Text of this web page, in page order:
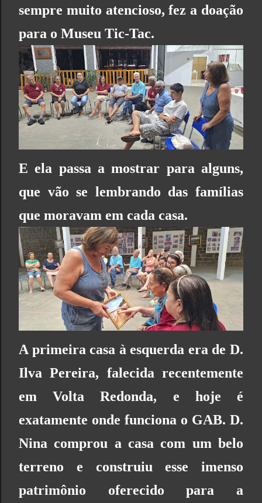
sempre muito atencioso, fez a doação
para o Museu Tic-Tac.
E ela passa a mostrar para alguns,
que vão se lembrando das famílias
que moravam em cada casa.
A primeira casa à esquerda era de D.
Ilva Pereira, falecida recentemente
em Volta Redonda, e hoje é
exatamente onde funciona o GAB. D.
Nina comprou a casa com um belo
terreno e construiu esse imenso
patrimônio oferecido para a